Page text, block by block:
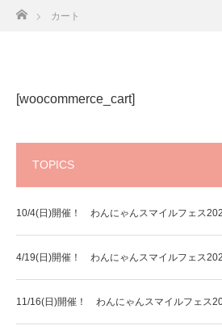
ホーム
カート
[woocommerce_cart]
TOPICS
10/4(日)開催！ わんにゃんスマイルフェス
4/19(日)開催！ わんにゃんスマイルフェス
11/16(日)開催！ わんにゃんスマイルフェス